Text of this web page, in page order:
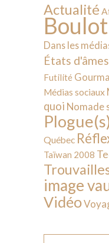
Actualité
Boulot
Dans les
États d'âmes
Futilité
Médias sociaux
quoi Nomade
Québec
Taïwan 2008
image
Vidéo